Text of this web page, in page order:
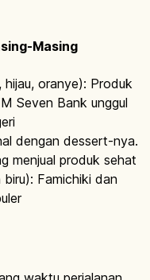
Masing
hijau, oranye): Produk
Seven Bank unggul
dengan dessert-nya.
menjual produk sehat
Famichiki dan